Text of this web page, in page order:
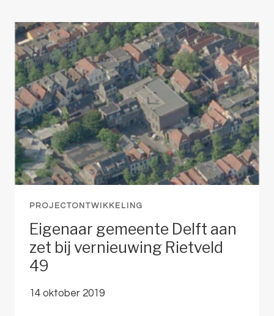
MAART
PROJECTONTWIKKELING
Eigenaar gemeente Delft aan
zet bij vernieuwing Rietveld
49
14 oktober 2019